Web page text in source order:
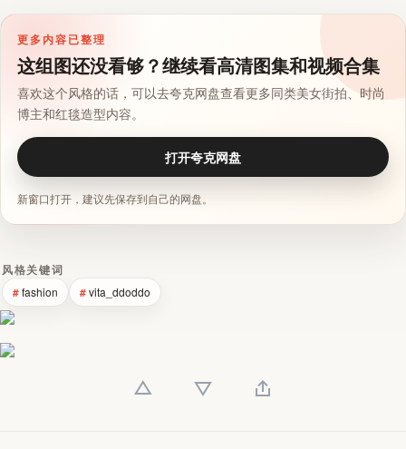
更多内容已整理
这组图还没看够？继续看高清图集和视频合集
喜欢这个风格的话，可以去夸克网盘查看更多同类美女街拍、时尚
博主和红毯造型内容。
打开夸克网盘
新窗口打开，建议先保存到自己的网盘。
风格关键词
fashion vita_ddoddo